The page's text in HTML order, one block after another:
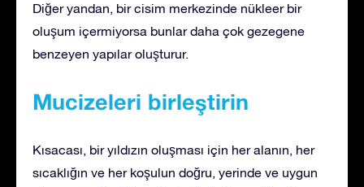
Diğer yandan, bir cisim merkezinde nükleer bir
oluşum içermiyorsa bunlar daha çok gezegene
benzeyen yapılar oluşturur.
Mucizeleri birleştirin
Kısacası, bir yıldızın oluşması için her alanın, her
sıcaklığın ve her koşulun doğru, yerinde ve uygun